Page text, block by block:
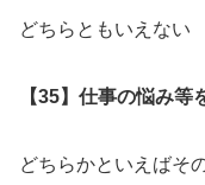
どちらともいえ
【35】仕事の悩み
どちらかといえ